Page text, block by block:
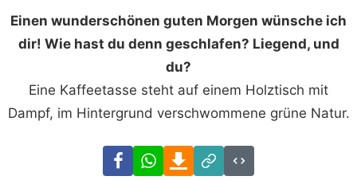
Einen wunderschönen guten Morgen wünsche ich
dir! Wie hast du denn geschlafen? Liegend, und
du?
Eine Kaffeetasse steht auf einem Holztisch mit
Dampf, im Hintergrund verschwommene grüne Natur.
FacebookWhatsAppDownload
Link
Code